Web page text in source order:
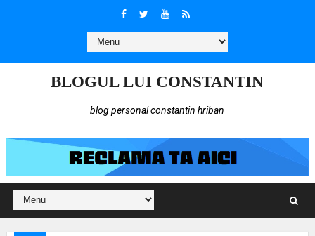
BLOGUL LUI CONSTANTIN
blog personal constantin hriban